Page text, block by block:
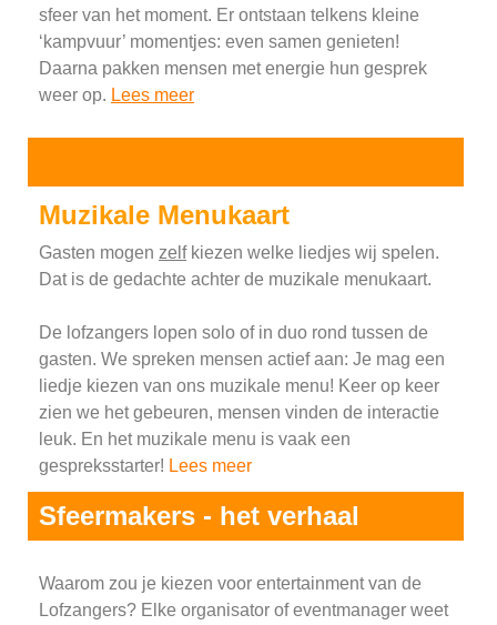
sfeer van het moment. Er ontstaan telkens kleine
‘kampvuur’ momentjes: even samen genieten!
Daarna pakken mensen met energie hun gesprek
weer op. Lees meer
Muzikale Menukaart
Gasten mogen zelfkiezen welke liedjes wij spelen.
Dat is de gedachte achter de muzikale menukaart.
De lofzangers lopen solo of in duo rond tussen de
gasten. We spreken mensen actief aan: Je mag een
liedje kiezen van ons muzikale menu! Keer op keer
zien we het gebeuren, mensen vinden de interactie
leuk. En het muzikale menu is vaak een
gespreksstarter! Lees meer
Sfeermakers - het verhaal
Waarom zou je kiezen voor entertainment van de
Lofzangers? Elke organisator of eventmanager weet